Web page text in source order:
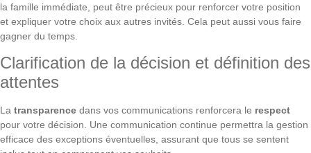
la famille immédiate, peut être précieux pour renforcer votre position
et expliquer votre choix aux autres invités. Cela peut aussi vous faire
gagner du temps.
Clarification de la décision et définition des
attentes
La transparence dans vos communications renforcera le respect
pour votre décision. Une communication continue permettra la gestion
efficace des exceptions éventuelles, assurant que tous se sentent